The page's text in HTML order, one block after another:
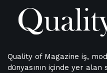
Quality of Magazine iş,
dünyasının içinde yer